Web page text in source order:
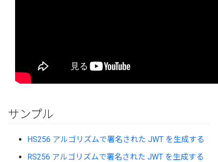
サンプル
HS256 アルゴリズムで署名された JWT を生成する
RS256 アルゴリズムで署名された JWT を生成する